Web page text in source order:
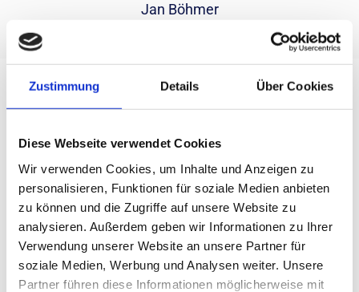
Zustimmung Details Über Cookies
Diese Webseite verwendet Cookies
Wir verwenden Cookies, um Inhalte und Anzeigen zu
personalisieren, Funktionen für soziale Medien anbieten
zu können und die Zugriffe auf unsere Website zu
analysieren. Außerdem geben wir Informationen zu Ihrer
Verwendung unserer Website an unsere Partner für
soziale Medien, Werbung und Analysen weiter. Unsere
Partner führen diese Informationen möglicherweise mit
Jan Böhmer
Unsere Notare bieten Ihnen kompetente Beratung
und Beurkundung
Grundstücksrecht
Übertragungsverträge
Verkauf von bebauten oder unbebauten Grundstücken
Übertragung von Grundbesitz
Übertragung von Höfen im Sinne der Höfeordnung
Grundschulden